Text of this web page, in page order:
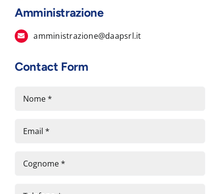
Amministrazione
amministrazione@daapsrl.it
Contact Form